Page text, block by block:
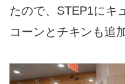
たので、STEP1にキ
コーンとチキンも追加